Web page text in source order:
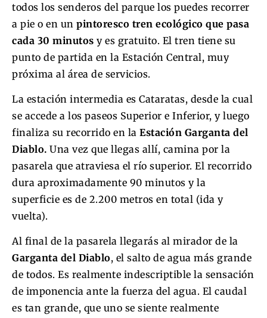
todos los senderos del parque los puedes recorrer
a pie o en un pintoresco tren ecológico que pasa
cada 30 minutos y es gratuito. El tren tiene su
punto de partida en la Estación Central, muy
próxima al área de servicios.
La estación intermedia es Cataratas, desde la cual
se accede a los paseos Superior e Inferior, y luego
finaliza su recorrido en la Estación Garganta del
Diablo. Una vez que llegas allí, camina por la
pasarela que atraviesa el río superior. El recorrido
dura aproximadamente 90 minutos y la
superficie es de 2.200 metros en total (ida y
vuelta).
Al final de la pasarela llegarás al mirador de la
Garganta del Diablo, el salto de agua más grande
de todos. Es realmente indescriptible la sensación
de imponencia ante la fuerza del agua. El caudal
es tan grande, que uno se siente realmente